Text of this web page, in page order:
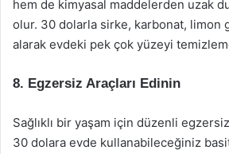
hem de kimyasal maddelerden uzak
olur. 30 dolarla sirke, karbonat, limon
alarak evdeki pek çok yüzeyi
8. Egzersiz Araçları Edinin
Sağlıklı bir yaşam için düzenli
30 dolara evde kullanabileceğiniz